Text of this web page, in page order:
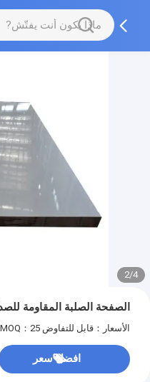
2/4
الصفحة الصلبة المقاومة
الأسعار：قابل للتفاوض MOQ：25 طن
افضل سعر